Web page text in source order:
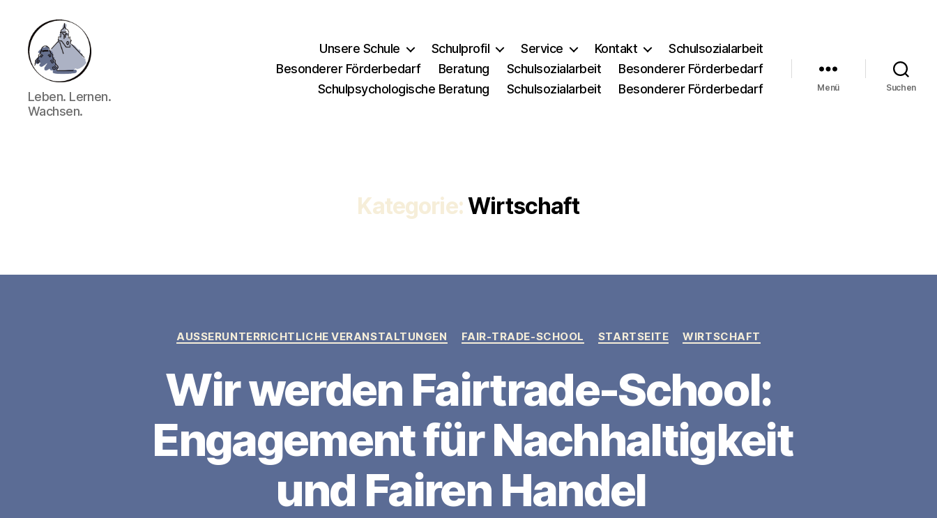
Gymnasium
Hechingen
Leben. Lernen.
Wachsen.
Unsere Schule Schulprofil Service Kontakt
Schulsozialarbeit
Besonderer Förderbedarf
Beratung Schulsozialarbeit
Besonderer Förderbedarf
Schulpsychologische Beratung
Schulsozialarbeit Besonderer Förderbedarf Menü Suchen
Kategorie:Wirtschaft
Kategorien
AUSSERUNTERRICHTLICHE VERANSTALTUNGEN FAIR-TRADE-SCHOOL STARTSEITE WIRTSCHAFT
Wir werden Fairtrade-School:
Engagement für Nachhaltigkeit
und Fairen Handel